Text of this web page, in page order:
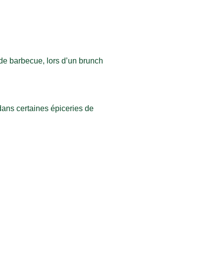
barbecue, lors d’un brunch
certaines épiceries de